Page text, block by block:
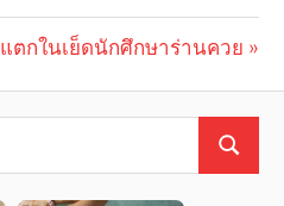
Next
แตกในเย็ดนักศึกษาร่านควย